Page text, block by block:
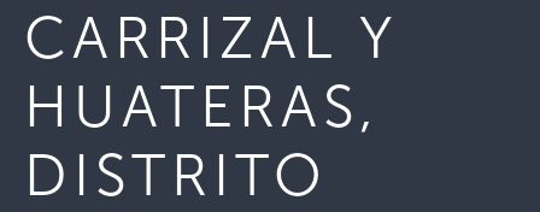
CARRIZAL Y
HUATERAS,
DISTRITO